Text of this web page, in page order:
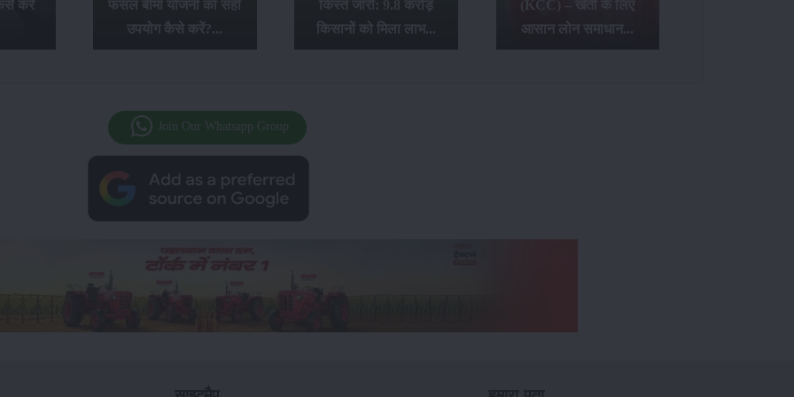
करें
फसल बीमा योजना का सही
उपयोग कैसे करें?...
किस्त जारी: 9.8 करोड़
किसानों को मिला लाभ...
(KCC) – खेती के लिए
आसान लोन समाधान...
Join Our Whatsapp Group